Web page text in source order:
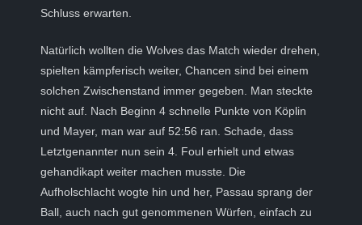
Schluss erwarten.
Natürlich wollten die Wolves das Match wieder drehen,
spielten kämpferisch weiter, Chancen sind bei einem
solchen Zwischenstand immer gegeben. Man steckte
nicht auf. Nach Beginn 4 schnelle Punkte von Köplin
und Mayer, man war auf 52:56 ran. Schade, dass
Letztgenannter nun sein 4. Foul erhielt und etwas
gehandikapt weiter machen musste. Die
Aufholschlacht wogte hin und her, Passau sprang der
Ball, auch nach gut genommenen Würfen, einfach zu